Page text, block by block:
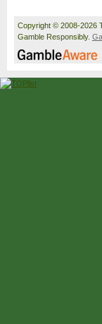
Copyright © 2008-2026
Gamble Responsibly.